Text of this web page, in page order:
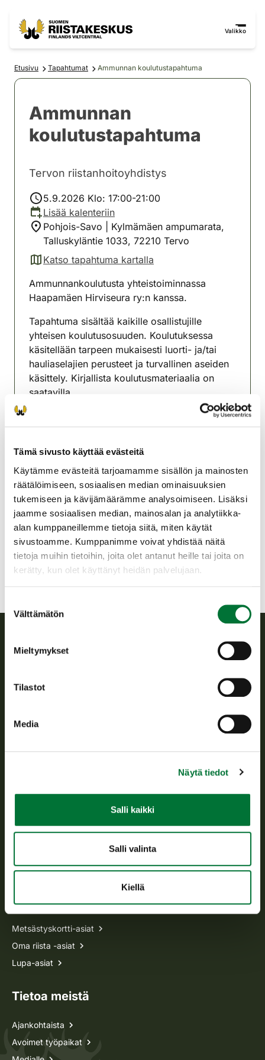
Tämä sivusto käyttää evästeitä
Käytämme evästeitä tarjoamamme sisällön ja mainosten
räätälöimiseen, sosiaalisen median ominaisuuksien
tukemiseen ja kävijämäärämme analysoimiseen. Lisäksi
jaamme sosiaalisen median, mainosalan ja analytiikka-
alan kumppaneillemme tietoja siitä, miten käytät
sivustoamme. Kumppanimme voivat yhdistää näitä
tietoja muihin tietoihin, joita olet antanut heille tai joita on
kerätty, kun olet käyttänyt heidän palvelujaan.
valinta
Välttämätön
Mieltymykset
Tilastot
Media
Näytä tiedot
Salli kaikki
Salli valinta
Kiellä
Valikko
Etusivu Tapahtumat Ammunnan koulutustapahtuma
Ammunnan
koulutustapahtuma
Tervon riistanhoitoyhdistys
5.9.2026 Klo: 17:00-21:00
Lisää kalenteriin
Pohjois-Savo | Kylmämäen ampumarata,
Talluskyläntie 1033, 72210 Tervo
Katso tapahtuma kartalla
(avautuu uuteen välilehteen)
Ammunnankoulutusta yhteistoiminnassa
Haapamäen Hirviseura ry:n kanssa.
Tapahtuma sisältää kaikille osallistujille
yhteisen koulutusosuuden. Koulutuksessa
käsitellään tarpeen mukaisesti luorti- ja/tai
hauliaselajien perusteet ja turvallinen aseiden
käsittely. Kirjallista koulutusmateriaalia on
saatavilla.
Turvallisen ja harkitun ammunnan koulutusta ja
harjoittelua toteutetaan paikalla.
Tilaisuudesta vastaavat Haapamäen
Hirviseuran ammunnan kouluttajat.
Tervon riistanhoitoyhdistys
Pohjois-Savo
0440499400
jukkakorhonen62@gmail.com
Suomen riistakeskus
Suomen riistakeskus edistää kestävää riistataloutta, tukee
riistanhoitoyhdistysten toimintaa ja huolehtii riistapolitiikan
hallintotehtävistä.
Avoinna arkipäivisin klo 9-15.
asiakaspalvelu@riista.fi
Usein kysytyt kysymykset
Metsästyskortti-asiat
Oma riista -asiat
Lupa-asiat
Tietoa meistä
Ajankohtaista
Avoimet työpaikat